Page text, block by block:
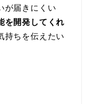
が届きにくい
を開発してくれ
持ちを伝えたい